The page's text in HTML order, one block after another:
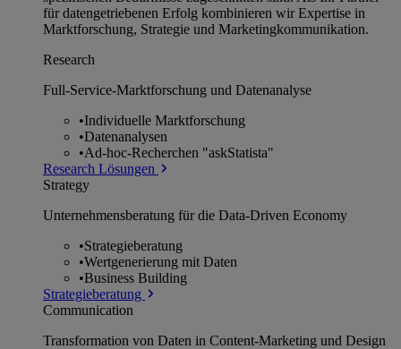
für datengetriebenen Erfolg kombinieren wir Expertise in
Marktforschung, Strategie und Marketingkommunikation.
Research
Full-Service-Marktforschung und Datenanalyse
•Individuelle Marktforschung
•Datenanalysen
•Ad-hoc-Recherchen "askStatista"
Research Lösungen
Strategy
Unternehmens­beratung für die Data-Driven Economy
•Strategieberatung
•Wertgenerierung mit Daten
•Business Building
Strategieberatung
Communication
Transformation von Daten in Content-Marketing und Design